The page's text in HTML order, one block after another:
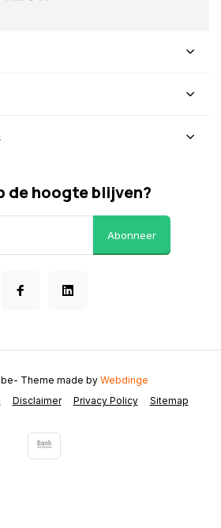
de hoogte blijven?
Abonneer
Disclaimer Privacy Policy Sitemap
- Theme made by Webdinge